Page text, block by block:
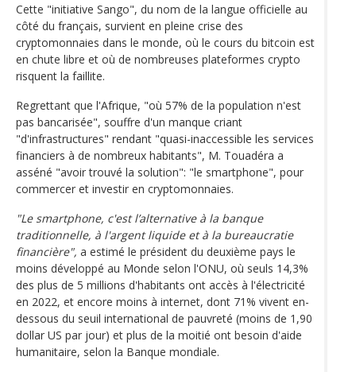
Cette "initiative Sango", du nom de la langue officielle au
côté du français, survient en pleine crise des
cryptomonnaies dans le monde, où le cours du bitcoin est
en chute libre et où de nombreuses plateformes crypto
risquent la faillite.
Regrettant que l'Afrique, "où 57% de la population n'est
pas bancarisée", souffre d'un manque criant
"d'infrastructures" rendant "quasi-inaccessible les services
financiers à de nombreux habitants", M. Touadéra a
asséné "avoir trouvé la solution": "le smartphone", pour
commercer et investir en cryptomonnaies.
"Le smartphone, c'est l’alternative à la banque
traditionnelle, à l'argent liquide et à la bureaucratie
financière", a estimé le président du deuxième pays le
moins développé au Monde selon l'ONU, où seuls 14,3%
des plus de 5 millions d'habitants ont accès à l'électricité
en 2022, et encore moins à internet, dont 71% vivent en-
dessous du seuil international de pauvreté (moins de 1,90
dollar US par jour) et plus de la moitié ont besoin d'aide
humanitaire, selon la Banque mondiale.